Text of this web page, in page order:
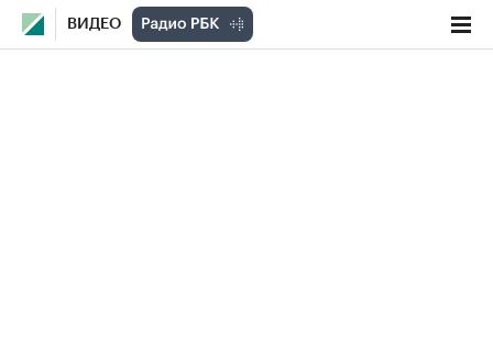
ВИДЕО